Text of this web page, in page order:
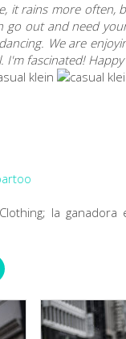
it rains more often,
out and need
We are
I'm fascinated! Happy
la